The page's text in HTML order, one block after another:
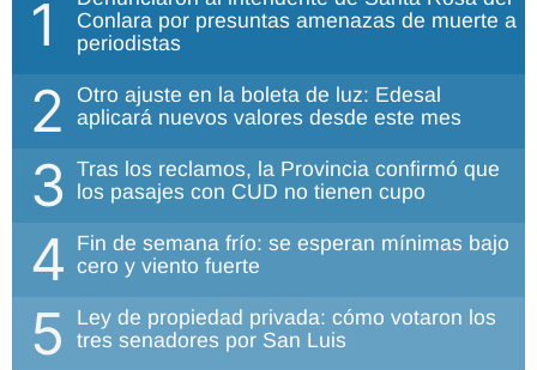
1
Conlara por presuntas amenazas de muerte a
periodistas
2
Otro ajuste en la boleta de luz: Edesal
aplicará nuevos valores desde este mes
3 Tras los reclamos, la Provincia confirmó que
los pasajes con CUD no tienen cupo
4 Fin de semana frío: se esperan mínimas bajo
cero y viento fuerte
5
Ley de propiedad privada: cómo votaron los
tres senadores por San Luis